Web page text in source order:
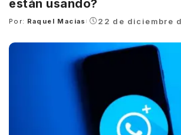
están usando?
Posted
Por: Raquel Macias 22 de diciembre